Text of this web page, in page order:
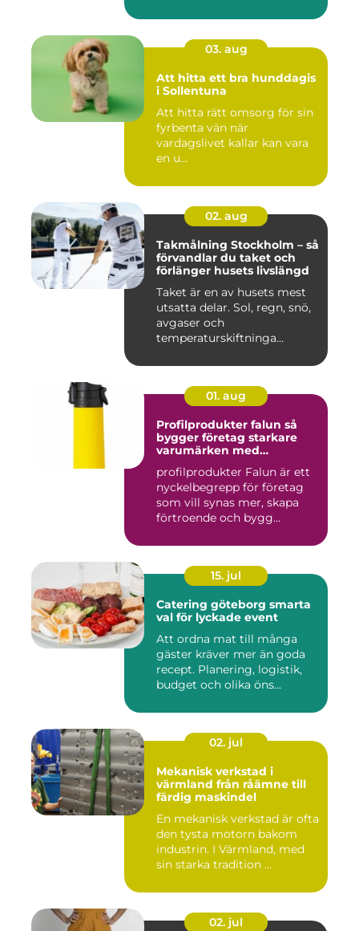
03. aug
Att hitta ett bra hunddagis
i Sollentuna
Att hitta rätt omsorg för sin
fyrbenta vän när
vardagslivet kallar kan vara
en u...
02. aug
Takmålning Stockholm – så
förvandlar du taket och
förlänger husets livslängd
Taket är en av husets mest
utsatta delar. Sol, regn, snö,
avgaser och
temperaturskiftninga...
01. aug
Profilprodukter falun så
bygger företag starkare
varumärken med
profilprodukter Falun är ett
nyckelbegrepp för företag
som vill synas mer, skapa
förtroende och bygg...
15. jul
Catering göteborg smarta
val för lyckade event
Att ordna mat till många
gäster kräver mer än goda
recept. Planering, logistik,
budget och olika öns...
02. jul
Mekanisk verkstad i
värmland från råämne till
färdig maskindel
En mekanisk verkstad är ofta
den tysta motorn bakom
industrin. I Värmland, med
sin starka tradition ...
02. jul